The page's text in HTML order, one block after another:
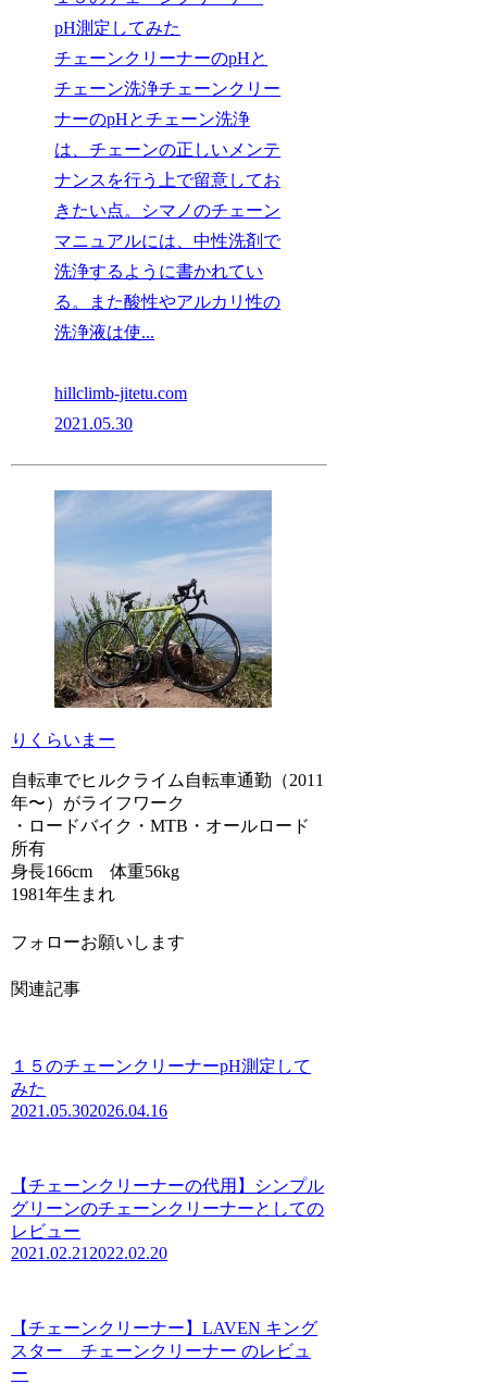
pH測定してみた
チェーンクリーナーのpHと
チェーン洗浄チェーンクリー
ナーのpHとチェーン洗浄
は、チェーンの正しいメンテ
ナンスを行う上で留意してお
きたい点。シマノのチェーン
マニュアルには、中性洗剤で
洗浄するように書かれてい
る。また酸性やアルカリ性の
洗浄液は使...
hillclimb-jitetu.com
2021.05.30
りくらいまー
自転車でヒルクライム自転車通勤（2011
年〜）がライフワーク
・ロードバイク・MTB・オールロード
所有
身長166cm 体重56kg
1981年生まれ
フォローお願いします
関連記事
１５のチェーンクリーナーpH測定して
みた
2021.05.302026.04.16
【チェーンクリーナーの代用】シンプル
グリーンのチェーンクリーナーとしての
レビュー
2021.02.21 2022.02.20
【チェーンクリーナー】LAVEN キング
スター チェーンクリーナー のレビュ
ー